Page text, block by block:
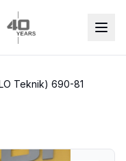
Teknik) 690-81